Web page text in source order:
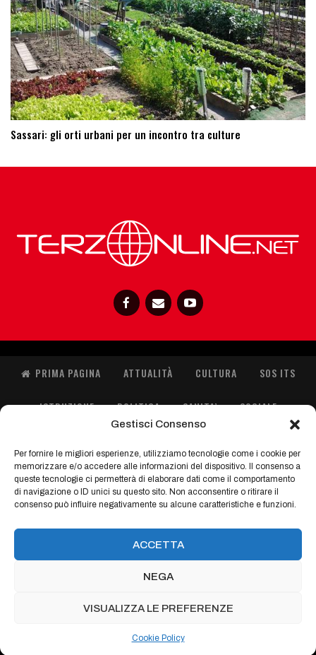
Gestisci Consenso
Per fornire le migliori esperienze, utilizziamo tecnologie come i cookie per
memorizzare e/o accedere alle informazioni del dispositivo. Il consenso a
queste tecnologie ci permetterà di elaborare dati come il comportamento
di navigazione o ID unici su questo sito. Non acconsentire o ritirare il
consenso può influire negativamente su alcune caratteristiche e funzioni.
ACCETTA
NEGA
VISUALIZZA LE PREFERENZE
Cookie Policy
Sassari: ​gli orti urbani per un incontro tra culture
PRIMA PAGINA ATTUALITÀ CULTURA SOS ITS
ISTRUZIONE POLITICA SANITA’ SOCIALE
FASHION
Con il contributo di: